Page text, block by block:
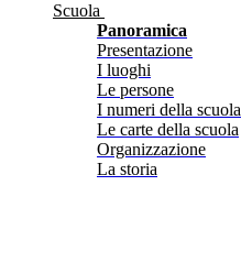
Scuola
Panoramica
Presentazione
I luoghi
Le persone
I numeri della scuola
Le carte della scuola
Organizzazione
La storia